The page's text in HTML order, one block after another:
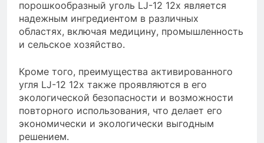
порошкообразный уголь LJ-12 12x является
надежным ингредиентом в различных
областях, включая медицину, промышленность
и сельское хозяйство.
Кроме того, преимущества активированного
угля LJ-12 12x также проявляются в его
экологической безопасности и возможности
повторного использования, что делает его
экономически и экологически выгодным
решением.